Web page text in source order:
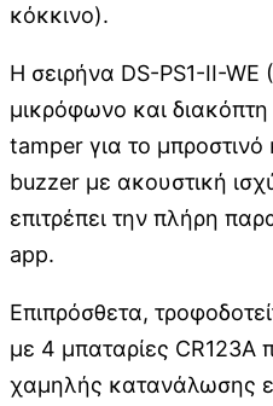
κόκκινο).
Η σειρήνα DS-PS1-II-WE
μικρόφωνο και
tamper για το μπροστινό
buzzer με ακουστική
επιτρέπει την πλήρη
app.
Επιπρόσθετα,
με 4 μπαταρίες CR123A
χαμηλής κατανάλωσης